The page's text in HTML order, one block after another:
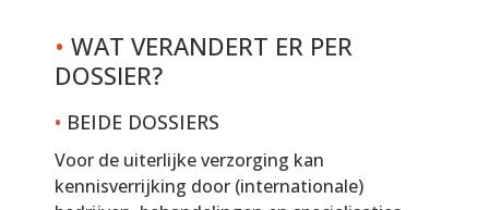
• WAT VERANDERT ER PER
DOSSIER?
• BEIDE DOSSIERS
Voor de uiterlijke verzorging kan
kennisverrijking door (internationale)